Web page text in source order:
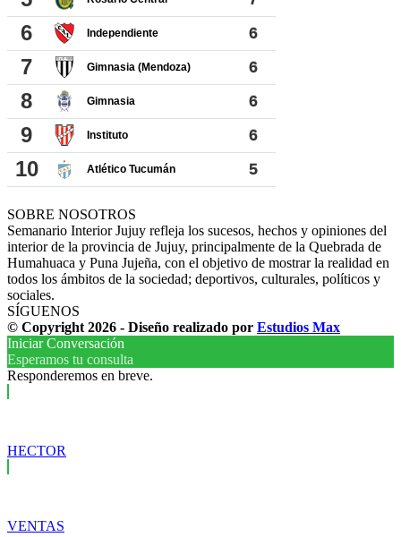
SOBRE NOSOTROS
Semanario Interior Jujuy refleja los sucesos, hechos y opiniones del
interior de la provincia de Jujuy, principalmente de la Quebrada de
Humahuaca y Puna Jujeña, con el objetivo de mostrar la realidad en
todos los ámbitos de la sociedad; deportivos, culturales, políticos y
sociales.
SÍGUENOS
© Copyright 2026 - Diseño realizado por Estudios Max
Iniciar Conversación
Esperamos tu consulta
Responderemos en breve.
HECTOR
VENTAS